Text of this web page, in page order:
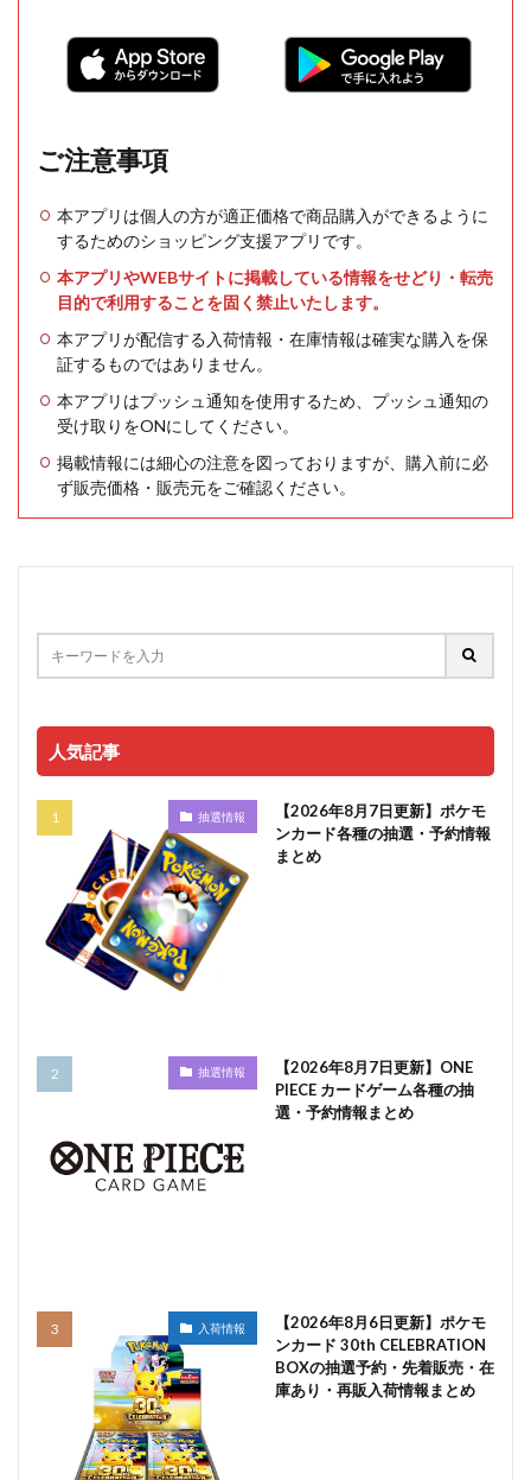
ご注意事項
本アプリは個人の方が適正価格で商品購入ができるように
するためのショッピング支援アプリです。
本アプリやWEBサイトに掲載している情報をせどり・転売
目的で利用することを固く禁止いたします。
本アプリが配信する入荷情報・在庫情報は確実な購入を保
証するものではありません。
本アプリはプッシュ通知を使用するため、プッシュ通知の
受け取りをONにしてください。
掲載情報には細心の注意を図っておりますが、購入前に必
ず販売価格・販売元をご確認ください。
人気記事
抽選情報
【2026年8月7日更新】ポケモ
ンカード各種の抽選・予約情報
まとめ
抽選情報
【2026年8月7日更新】ONE
PIECE カードゲーム各種の抽
選・予約情報まとめ
入荷情報
【2026年8月6日更新】ポケモ
ンカード 30th CELEBRATION
BOXの抽選予約・先着販売・在
庫あり・再販入荷情報まとめ